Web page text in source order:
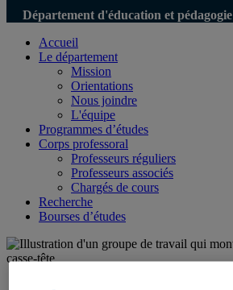
Département d'éducation et pédagogie
Accueil
Le département
Mission
Orientations
Nous joindre
L'équipe
Programmes d’études
Corps professoral
Professeurs réguliers
Professeurs associés
Chargés de cours
Recherche
Bourses d’études